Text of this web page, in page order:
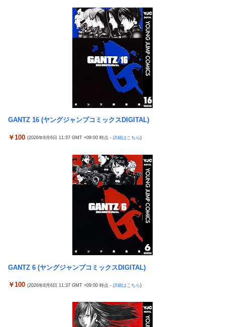
演劇のせいで2人も無駄死ににwwww
【悲報】ライター「ちいかわが反社とコラボしてた」ﾊﾟｼｬｯ
死神のコスプレをして隣のビルの屋上から病院を眺めていた男を
【画像】コスプレイヤーが死ぬ気で痩せた結果ｗｗｗｗ
【悲報】福岡の電車、完全にやらかす。構内アナウンスでド下ネ
ぎる…
【日向坂46】 かほりん、ありのままの姿・・・【藤嶌果歩1st写
【パ順位】鷹========猫-公=====檻-/==鴎=========鷲
【悲報】みのもんたさん、代表作が「クイズミリオネア」しかな
【幽霊否定派、完全論破】幽霊がいないなら午前2時に一人で墓
石を木刀で叩き割れるよな？ｗｗｗｗｗ
神谷玲子の新台は神ぱち!? #75【「e七つの大罪3」1回転で大当
たり＝速さが段違い！渾身のRUSHに神谷が挑む！！】
【実戦報告】Lストリートファイター6の評判まとめ！ヤレる感が
4号機ジジイ「どんなノーマルタイプでも下皿はガッチガチがデ
フォ」←マジで無駄な事やってるよな
【画像】田中みな実さん、妊娠中とは思えないヒール姿で登場し
【悲報】ワンダンス作者「手書きでダンスアニメ描いてみまし
た」←アニメの当てつけにしか見えないと話題に
エアギアって再アニメ化したら良さそうじゃない？ ちゃんとエロ
さとか大暮のセンスを忠実に再現して
涌井秀章(40) 2.88 3勝1敗 4QS K/BB10.00
神谷玲子の新台は神ぱち!? #75【「e七つの大罪3」1回転で大当
たり＝速さが段違い！渾身のRUSHに神谷が挑む！！】
【実戦報告】Lストリートファイター6の評判まとめ！ヤレる感が
フォ」←マジで無駄な事やってるよな
演出に一喜一憂してる方が脳死なんよ」
【バンダイ】「食玩」「プライズ」「ガシャポン」2026年8月発
売商品【発売スケジュール】
【悲報】AV女優さん、キモオタチー牛弱男どもの「おはよう」に
【〈物語〉シリーズ】セガ「忍野忍」「斧乃木余接」プライズフ
三菱自動車、「パジェロ」の中型版・小型版も発売へ
【衝撃】 中国製ルーター20機種にバックドア発見！ ネットに繋
ぐだけで35秒ごとに中国のサーバーと通信
【有能】政府「トラックはサービスエリア利用有料化すればサボ
GANTZ 16 (ヤングジャンプコミックスDIGITAL)
￥100 (2026年8月6日 11:37 GMT +09:00 時点 - 詳細はこちら)
GANTZ 6 (ヤングジャンプコミックスDIGITAL)
￥100 (2026年8月6日 11:37 GMT +09:00 時点 - 詳細はこちら)